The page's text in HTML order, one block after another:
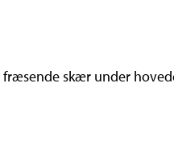
skær under